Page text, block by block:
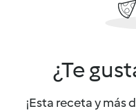
¿Te
¡Esta receta y más